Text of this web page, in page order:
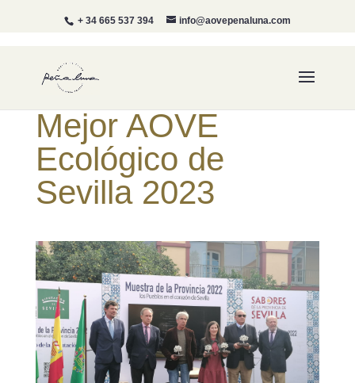
+ 34 665 537 394 info@aovepenaluna.com
Mejor AOVE
Ecológico de
Sevilla 2023